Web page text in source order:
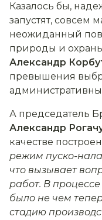
Казалось бы,
запустят, совсем
неожиданный
природы и
Александр
превышения
А председатель
Александр
качестве
режим пуско-
что вызывает
работ. В процессе
было не чем
стадию